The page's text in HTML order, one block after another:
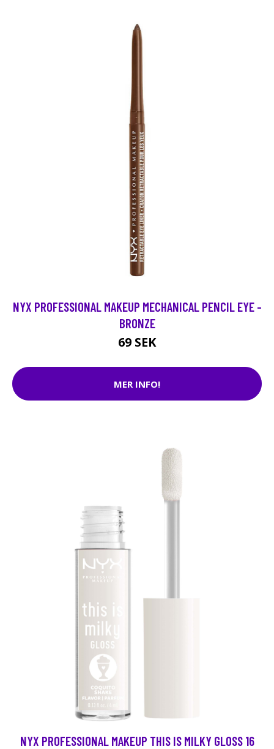
NYX PROFESSIONAL MAKEUP MECHANICAL PENCIL EYE -
BRONZE
69 SEK
MER INFO!
NYX PROFESSIONAL MAKEUP THIS IS MILKY GLOSS 16